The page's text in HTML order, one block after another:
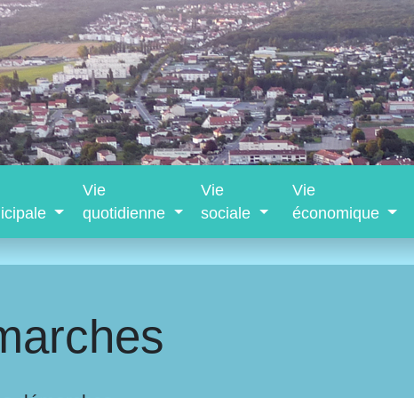
Vie
quotidienne
Vie
sociale
Vie
économique